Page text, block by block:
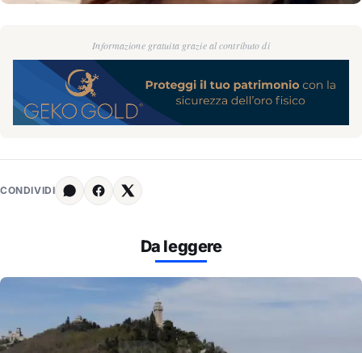
Informazione gratuita grazie al contributo di
CONDIVIDI
Da leggere